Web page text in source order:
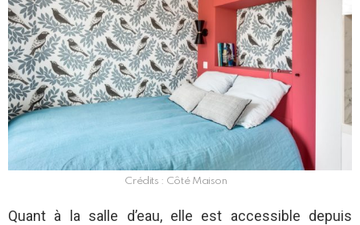
Crédits : Côté Maison
Quant à la salle d’eau, elle est accessible depuis